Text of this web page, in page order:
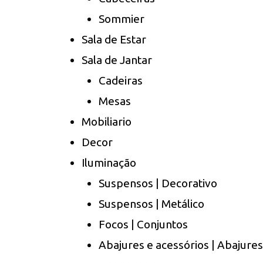
Sommier
Sala de Estar
Sala de Jantar
Cadeiras
Mesas
Mobiliario
Decor
Iluminação
Suspensos | Decorativo
Suspensos | Metálico
Focos | Conjuntos
Abajures e acessórios | Abajures